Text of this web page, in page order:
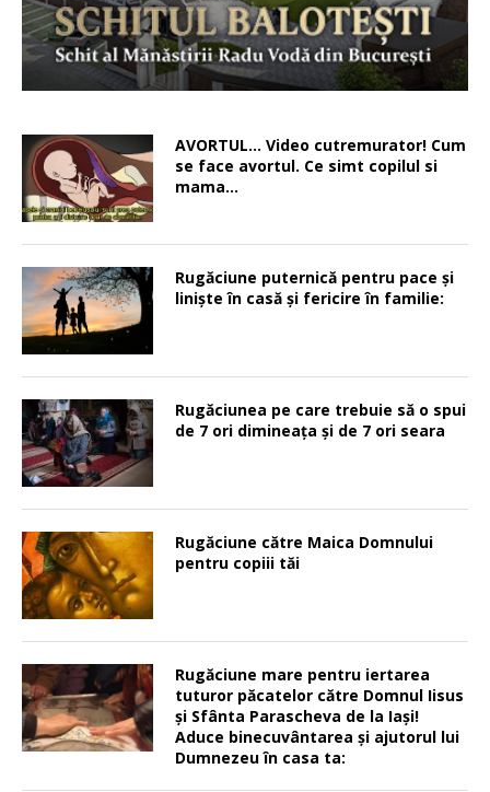
AVORTUL… Video cutremurator! Cum
se face avortul. Ce simt copilul si
mama…
Rugăciune puternică pentru pace şi
linişte în casă şi fericire în familie:
Rugăciunea pe care trebuie să o spui
de 7 ori dimineața și de 7 ori seara
Rugăciune către Maica Domnului
pentru copiii tăi
Rugăciune mare pentru iertarea
tuturor păcatelor către Domnul Iisus
şi Sfânta Parascheva de la Iaşi!
Aduce binecuvântarea şi ajutorul lui
Dumnezeu în casa ta: